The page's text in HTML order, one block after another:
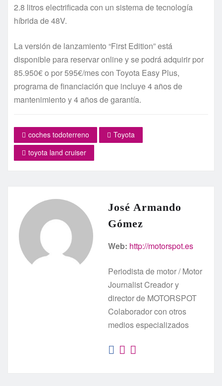
2.8 litros electrificada con un sistema de tecnología
híbrida de 48V.
La versión de lanzamiento “First Edition” está
disponible para reservar online y se podrá adquirir por
85.950€ o por 595€/mes con Toyota Easy Plus,
programa de financiación que incluye 4 años de
mantenimiento y 4 años de garantía.
coches todoterreno
Toyota
toyota land cruiser
José Armando
Gómez
Web: http://motorspot.es
Periodista de motor / Motor
Journalist Creador y
director de MOTORSPOT
Colaborador con otros
medios especializados